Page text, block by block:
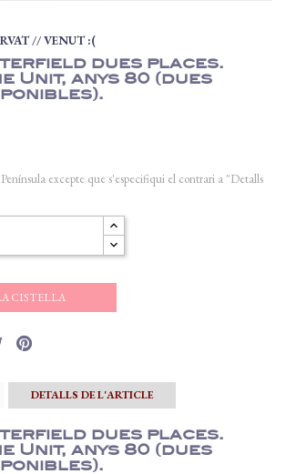
// VENUT :(
dues places.
Unit, anys 80 (dues
excepte que s'especifiqui el contrari a "Detalls
CISTELLA
DETALLS DE L'ARTICLE
dues places.
Unit, anys 80 (dues